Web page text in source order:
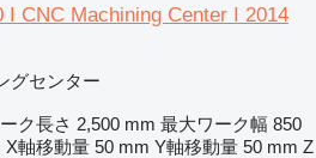
I CNC Machining Center I 2014
グセンター
ク長さ 2,500 mm 最大ワーク幅 850
X軸移動量 50 mm Y軸移動量 50 mm Z